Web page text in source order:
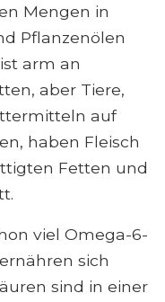
Mengen in
Pflanzenölen
arm an
aber Tiere,
auf
haben Fleisch
Fetten und
viel Omega-6-
sich
sind in einer